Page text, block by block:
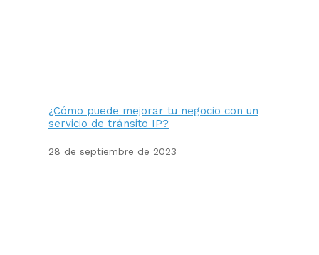
¿Cómo puede mejorar tu negocio con un
servicio de tránsito IP?
28 de septiembre de 2023